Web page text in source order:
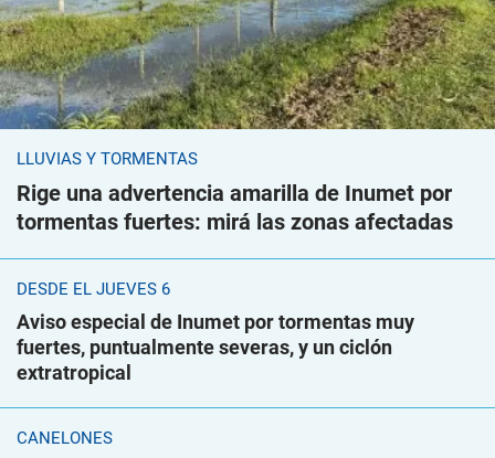
LLUVIAS Y TORMENTAS
Rige una advertencia amarilla de Inumet por
tormentas fuertes: mirá las zonas afectadas
DESDE EL JUEVES 6
Aviso especial de Inumet por tormentas muy
fuertes, puntualmente severas, y un ciclón
extratropical
CANELONES